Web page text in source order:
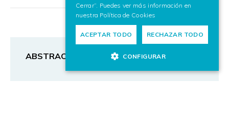
ABSTRACT
Cerrar”. Puedes ver más información en
nuestra Política de Cookies
ACEPTAR TODO RECHAZAR TODO
CONFIGURAR